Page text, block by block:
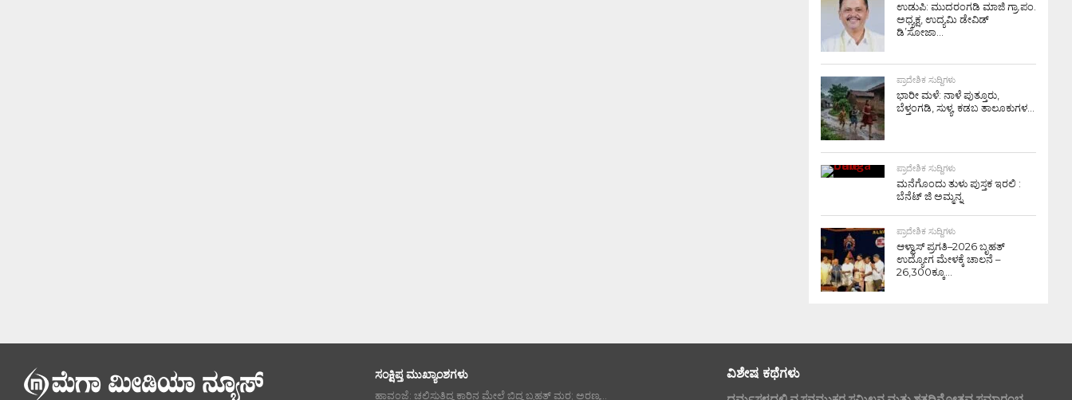
ಉಡುಪಿ: ಮುದರಂಗಡಿ ಮಾಜಿ ಗ್ರಾ.ಪಂ.
ಅಧ್ಯಕ್ಷ, ಉದ್ಯಮಿ ಡೇವಿಡ್
ಡಿ’ಸೋಜಾ...
ಪ್ರಾದೇಶಿಕ ಸುದ್ದಿಗಳು
ಭಾರೀ ಮಳೆ: ನಾಳೆ ಪುತ್ತೂರು,
ಬೆಳ್ತಂಗಡಿ, ಸುಳ್ಯ, ಕಡಬ ತಾಲೂಕುಗಳ...
ಪ್ರಾದೇಶಿಕ ಸುದ್ದಿಗಳು
ಮನೆಗೊಂದು ತುಳು ಪುಸ್ತಕ ಇರಲಿ :
ಬೆನೆಟ್ ಜಿ ಅಮ್ಮನ್ನ
ಪ್ರಾದೇಶಿಕ ಸುದ್ದಿಗಳು
ಆಳ್ವಾಸ್ ಪ್ರಗತಿ–2026 ಬೃಹತ್
ಉದ್ಯೋಗ ಮೇಳಕ್ಕೆ ಚಾಲನೆ –
26,300ಕ್ಕೂ...
ಸಂಕ್ಷಿಪ್ತ ಮುಖ್ಯಾಂಶಗಳು
ಹಾವಂಜೆ: ಚಲಿಸುತ್ತಿದ್ದ ಕಾರಿನ ಮೇಲೆ ಬಿದ್ದ ಬೃಹತ್ ಮರ; ಅರಣ್ಯ...
ವಿಶೇಷ ಕಥೆಗಳು